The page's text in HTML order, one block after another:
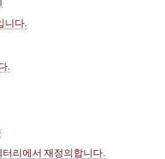
니다.
.
리에서 재정의합니다.